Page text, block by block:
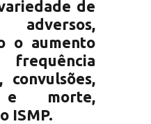
de
adversos,
o aumento
convulsões,
e morte,
ISMP.